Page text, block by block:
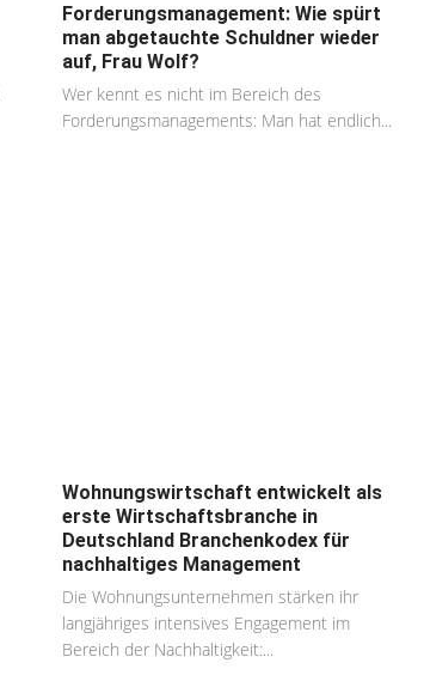
Forderungsmanagement: Wie spürt
man abgetauchte Schuldner wieder
auf, Frau Wolf?
Wer kennt es nicht im Bereich des
Forderungsmanagements: Man hat endlich...
Wohnungswirtschaft entwickelt als
erste Wirtschaftsbranche in
Deutschland Branchenkodex für
nachhaltiges Management
Die Wohnungsunternehmen stärken ihr
langjähriges intensives Engagement im
Bereich der Nachhaltigkeit:...